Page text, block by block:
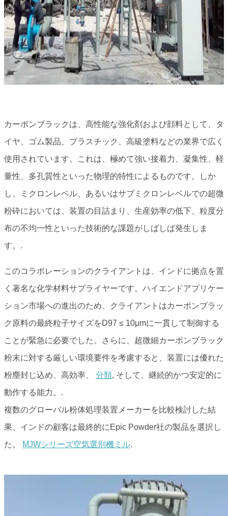
カーボンブラックは、高性能な強化剤および顔料として、タ
イヤ、ゴム製品、プラスチック、高級塗料などの業界で広く
使用されています。これは、極めて強い接着力、凝集性、軽
量性、多孔質性といった物理的特性によるものです。しか
し、ミクロンレベル、あるいはサブミクロンレベルでの超微
粉砕においては、装置の目詰まり、生産効率の低下、粒度分
布の不均一性といった技術的な課題がしばしば発生しま
す。.
このコラボレーションのクライアントは、インドに拠点を置
く著名な化学材料サプライヤーです。ハイエンドアプリケー
ション市場への進出のため、クライアントはカーボンブラッ
ク原料の最終粒子サイズをD97 ≤ 10μmに一貫して制御する
ことが緊急に必要でした。さらに、超微細カーボンブラック
粉末に対する厳しい環境要件を考慮すると、装置には優れた
粉塵封じ込め、高効率、 分類, そして、継続的かつ安定的に
動作する能力。.
複数のグローバル粉体処理装置メーカーを比較検討した結
果、インドの顧客は最終的にEpic Powder社の製品を選択し
た。
MJWシリーズ空気選別機ミル.